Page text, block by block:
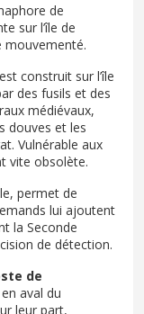
de
sur l’île de
mouvementé.
construit sur l’île
des fusils et des
médiévaux,
douves et les
Vulnérable aux
vite obsolète.
permet de
lui ajoutent
la Seconde
de détection.
de
aval du
leur part,